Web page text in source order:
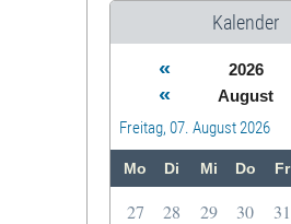
Kalender
« 2026
«
August
Freitag, 07. August 2026
Mo Di Mi Do Fr
27 28 29 30 31